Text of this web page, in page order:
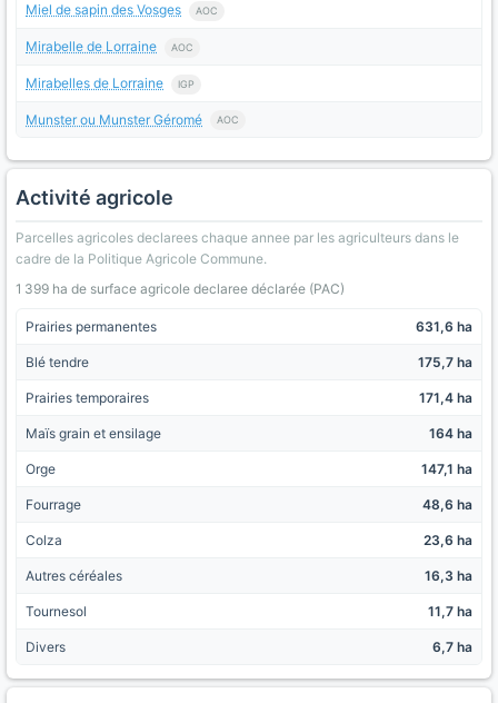
Miel de sapin des Vosges AOC
Mirabelle de Lorraine AOC
Mirabelles de Lorraine IGP
Munster ou Munster Géromé AOC
Activité agricole
Parcelles agricoles declarees chaque annee par les agriculteurs dans le
cadre de la Politique Agricole Commune.
1 399 ha de surface agricole declaree déclarée (PAC)
Prairies permanentes 631,6 ha
Blé tendre 175,7 ha
Prairies temporaires 171,4 ha
Maïs grain et ensilage 164 ha
Orge 147,1 ha
Fourrage 48,6 ha
Colza 23,6 ha
Autres céréales 16,3 ha
Tournesol 11,7 ha
Divers 6,7 ha